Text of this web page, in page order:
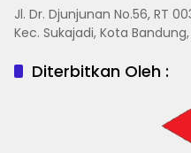
Jl. Dr. Djunjunan No.56, RT
Kec. Sukajadi, Kota
Diterbitkan Oleh :